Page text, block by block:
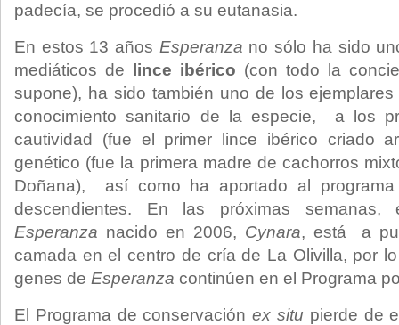
padecía, se procedió a su eutanasia.
En estos 13 años Esperanza no sólo ha sido
mediáticos de
lince ibérico (con todo la
supone), ha sido también uno de los
conocimiento sanitario de la especie, a los
cautividad (fue el primer lince ibérico criado
genético (fue la primera madre de cachorros
Doñana), así como ha aportado al
descendientes. En las próximas
Esperanza nacido en 2006, Cynara, está a
camada en el centro de cría de La Olivilla, por
genes de Esperanza continúen en el Programa
El Programa de conservaciónex situ pierde de